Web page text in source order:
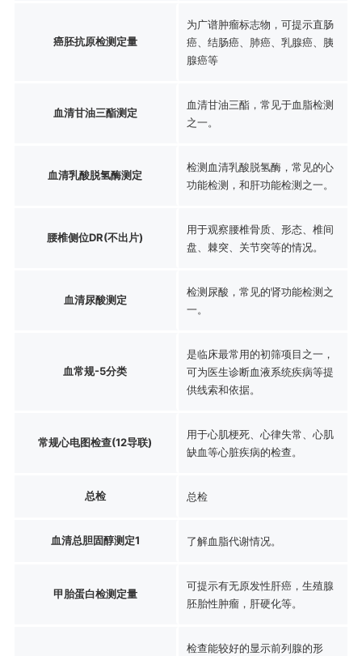
癌胚抗原检测定量
为广谱肿瘤标志物，可提示直肠
癌、结肠癌、肺癌、乳腺癌、胰
腺癌等
血清甘油三酯测定
血清甘油三酯，常见于血脂检测
之一。
血清乳酸脱氢酶测定
检测血清乳酸脱氢酶，常见的心
功能检测，和肝功能检测之一。
腰椎侧位DR(不出片)
用于观察腰椎骨质、形态、椎间
盘、棘突、关节突等的情况。
血清尿酸测定
检测尿酸，常见的肾功能检测之
一。
血常规-5分类
是临床最常用的初筛项目之一，
可为医生诊断血液系统疾病等提
供线索和依据。
常规心电图检查(12导联)
用于心肌梗死、心律失常、心肌
缺血等心脏疾病的检查。
总检 总检
血清总胆固醇测定1 了解血脂代谢情况。
甲胎蛋白检测定量
可提示有无原发性肝癌，生殖腺
胚胎性肿瘤，肝硬化等。
检查能较好的显示前列腺的形